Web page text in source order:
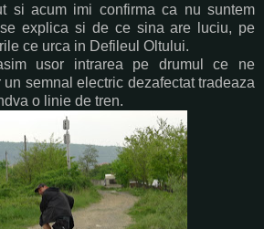
si acum imi confirma ca nu suntem
explica si de ce sina are luciu, pe
ce urca in Defileul Oltului.
usor intrarea pe drumul ce ne
semnal electric dezafectat tradeaza
o linie de tren.